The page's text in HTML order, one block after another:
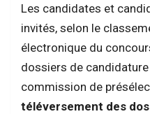
Les candidates et
invités, selon le
électronique du
dossiers de
commission de
téléversement des